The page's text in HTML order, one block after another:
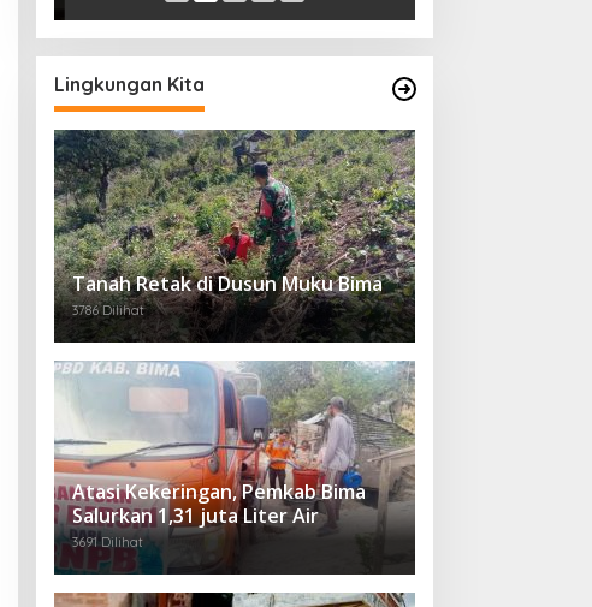
Lingkungan Kita
Tanah Retak di Dusun Muku Bima
3786 Dilihat
Atasi Kekeringan, Pemkab Bima
Salurkan 1,31 juta Liter Air
3691 Dilihat